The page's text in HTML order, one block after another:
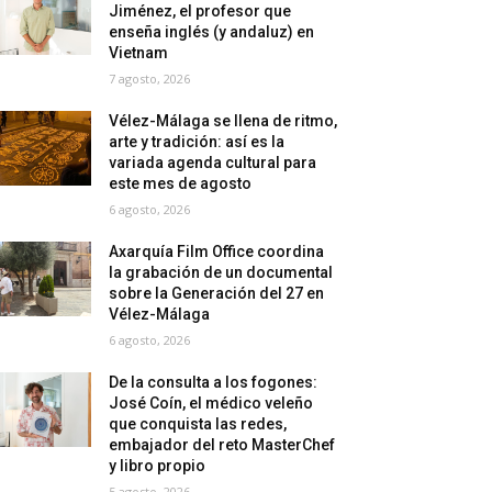
Jiménez, el profesor que
enseña inglés (y andaluz) en
Vietnam
7 agosto, 2026
Vélez-Málaga se llena de ritmo,
arte y tradición: así es la
variada agenda cultural para
este mes de agosto
6 agosto, 2026
Axarquía Film Office coordina
la grabación de un documental
sobre la Generación del 27 en
Vélez-Málaga
6 agosto, 2026
De la consulta a los fogones:
José Coín, el médico veleño
que conquista las redes,
embajador del reto MasterChef
y libro propio